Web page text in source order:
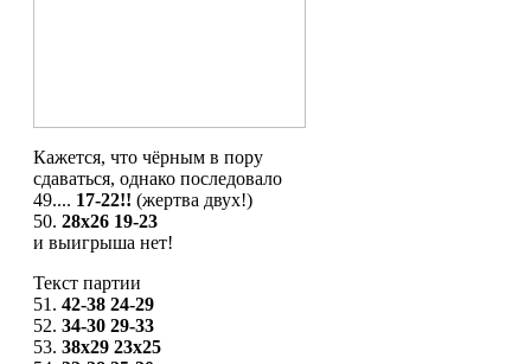
Кажется, что чёрным в пору
сдаваться, однако последовало
49.... 17-22!! (жертва двух!)
50. 28x26 19-23
и выигрыша нет!
Текст партии
51. 42-38 24-29
52. 34-30 29-33
53. 38x29 23x25